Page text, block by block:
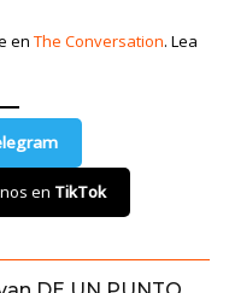
en The Conversation. Lea
en TikTok